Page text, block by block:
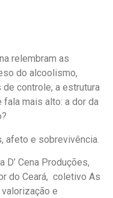
relembram as
do alcoolismo,
controle, a estrutura
fala mais alto: a dor da
afeto e sobrevivência.
Cena Produções,
do Ceará, coletivo As
e